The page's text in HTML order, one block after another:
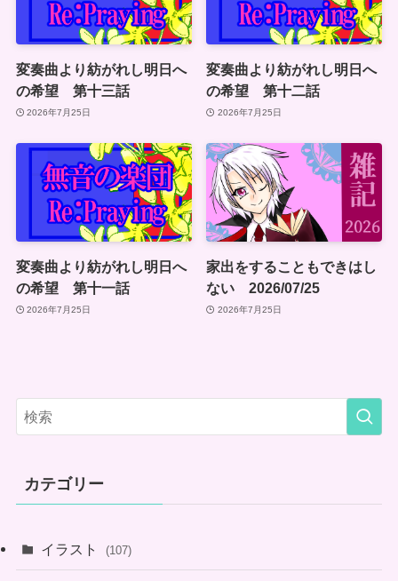
変奏曲より紡がれし明日へ
の希望 第十三話
2026年7月25日
変奏曲より紡がれし明日へ
の希望 第十二話
2026年7月25日
変奏曲より紡がれし明日へ
の希望 第十一話
2026年7月25日
家出をすることもできはし
ない 2026/07/25
2026年7月25日
カテゴリー
イラスト (107)